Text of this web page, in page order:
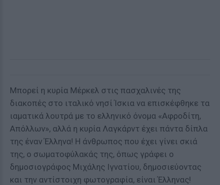
Μπορεί η κυρία Μέρκελ στις πασχαλινές της
διακοπές στο ιταλικό νησί Ίσκια να επισκέφθηκε τα
ιαματικά λουτρά με το ελληνικό όνομα «Αφροδίτη,
Απόλλων», αλλά η κυρία Λαγκάρντ έχει πάντα δίπλα
της έναν Έλληνα! Η άνθρωπος που έχει γίνει σκιά
της, ο σωματοφύλακάς της, όπως γράφει ο
δημοσιογράφος Μιχάλης Ιγνατίου, δημοσιεύοντας
και την αντίστοιχη φωτογραφία, είναι Έλληνας!